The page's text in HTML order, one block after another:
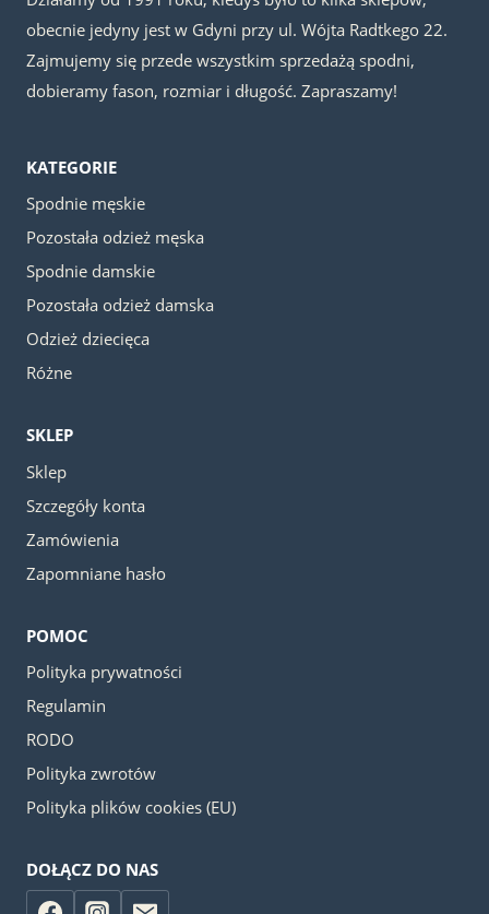
obecnie jedyny jest w Gdyni przy ul. Wójta Radtkego 22.
Zajmujemy się przede wszystkim sprzedażą spodni,
dobieramy fason, rozmiar i długość. Zapraszamy!
KATEGORIE
Spodnie męskie
Pozostała odzież męska
Spodnie damskie
Pozostała odzież damska
Odzież dziecięca
Różne
SKLEP
Sklep
Szczegóły konta
Zamówienia
Zapomniane hasło
POMOC
Polityka prywatności
Regulamin
RODO
Polityka zwrotów
Polityka plików cookies (EU)
DOŁĄCZ DO NAS